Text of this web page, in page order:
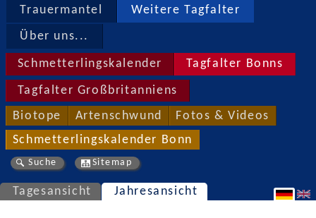
Trauermantel Weitere Tagfalter
Über uns...
Schmetterlingskalender Tagfalter Bonns
Tagfalter Großbritanniens
Biotope Artenschwund Fotos & Videos
Schmetterlingskalender Bonn
Suche Sitemap
Tagesansicht Jahresansicht